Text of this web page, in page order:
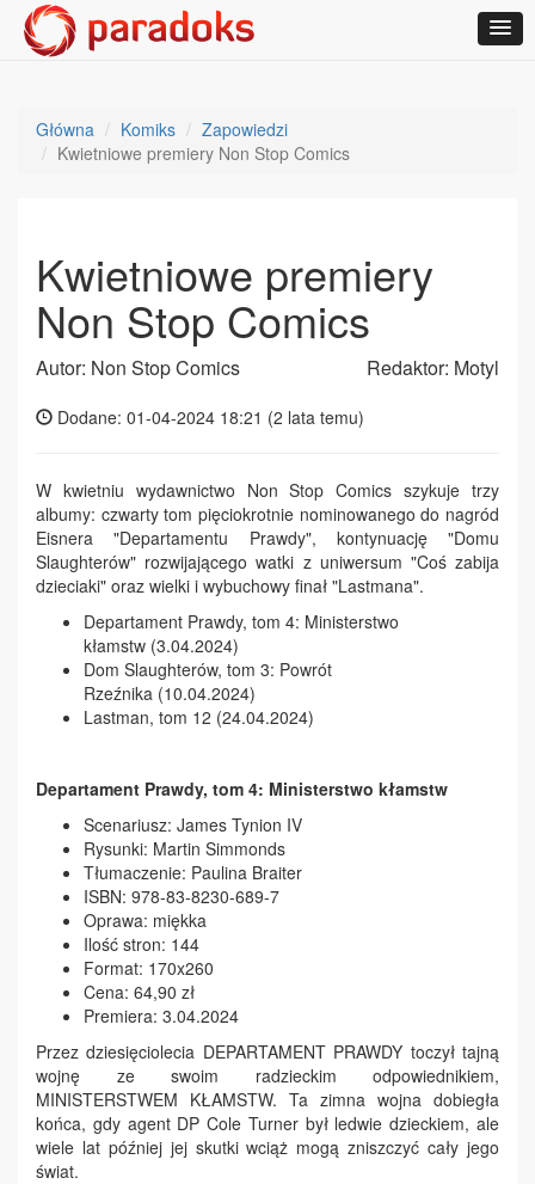
Główna Komiks
Zapowiedzi
Kwietniowe premiery Non Stop Comics
Kwietniowe premiery
Non Stop Comics
Autor: Non Stop Comics Redaktor: Motyl
Dodane: 01-04-2024 18:21 (2 lata temu)
W kwietniu wydawnictwo Non Stop Comics szykuje trzy
albumy: czwarty tom pięciokrotnie nominowanego do nagród
Eisnera "Departamentu Prawdy", kontynuację "Domu
Slaughterów" rozwijającego watki z uniwersum "Coś zabija
dzieciaki" oraz wielki i wybuchowy finał "Lastmana".
Departament Prawdy, tom 4: Ministerstwo
kłamstw (3.04.2024)
Dom Slaughterów, tom 3: Powrót
Rzeźnika (10.04.2024)
Lastman, tom 12 (24.04.2024)
Departament Prawdy, tom 4: Ministerstwo kłamstw
Scenariusz: James Tynion IV
Rysunki: Martin Simmonds
Tłumaczenie: Paulina Braiter
ISBN: 978-83-8230-689-7
Oprawa: miękka
Ilość stron: 144
Format: 170x260
Cena: 64,90 zł
Premiera: 3.04.2024
Przez dziesięciolecia DEPARTAMENT PRAWDY toczył tajną
wojnę ze swoim radzieckim odpowiednikiem,
MINISTERSTWEM KŁAMSTW. Ta zimna wojna dobiegła
końca, gdy agent DP Cole Turner był ledwie dzieckiem, ale
wiele lat później jej skutki wciąż mogą zniszczyć cały jego
świat.